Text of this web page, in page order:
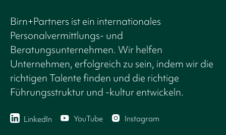
Birn+Partners ist ein internationales
Personalvermittlungs- und
Beratungsunternehmen. Wir helfen
Unternehmen, erfolgreich zu sein, indem wir die
richtigen Talente finden und die richtige
Führungsstruktur und -kultur entwickeln.
LinkedIn YouTube Instagram